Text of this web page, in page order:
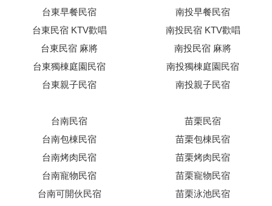
台東早餐民宿
台東民宿 KTV歡唱
台東民宿 麻將
台東獨棟庭園民宿
台東親子民宿
南投早餐民宿
南投民宿 KTV歡唱
南投民宿 麻將
南投獨棟庭園民宿
南投親子民宿
台南民宿
台南包棟民宿
台南烤肉民宿
台南寵物民宿
台南可開伙民宿
苗栗民宿
苗栗包棟民宿
苗栗烤肉民宿
苗栗寵物民宿
苗栗泳池民宿